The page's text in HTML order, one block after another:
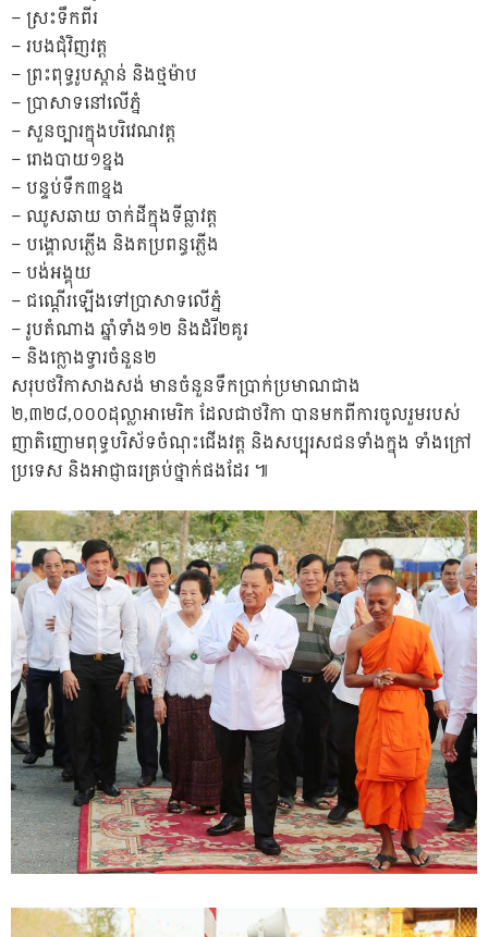
– ស្រះទឹកពីរ
– របងជុំវិញវត្ត
– ព្រះពុទ្ធរូបស្ពាន់ និងថ្មម៉ាប
– ប្រាសាទនៅលើភ្នំ
– សួនច្បារក្នុងបរិវេណវត្ត
– រោងបាយ១ខ្នង
– បន្ទប់ទឹក៣ខ្នង
– ឈូសឆាយ ចាក់ដីក្នុងទីធ្លាវត្ត
– បង្គោលភ្លើង និងតប្រពន្ធភ្លើង
– បង់អង្គុយ
– ជណ្តើរឡើងទៅប្រាសាទលើភ្នំ
– រូបតំណាង ឆ្នាំទាំង១២ និងដំរី២គូរ
– និងក្លោងទ្វារចំនួន២
សរុបថវិកាសាងសង់ មានចំនួនទឹកប្រាក់ប្រមាណជាង
២,៣២៨,០០០ដុល្លាអាមេរិក ដែលជាថវិកា បានមកពីការចូលរួមរបស់
ញាតិញោមពុទ្ធបរិស័ទចំណុះជើងវត្ត និងសប្បុរសជនទាំងក្នុង ទាំងក្រៅ
ប្រទេស និងអាជ្ញាធរគ្រប់ថ្នាក់ផងដែរ ៕